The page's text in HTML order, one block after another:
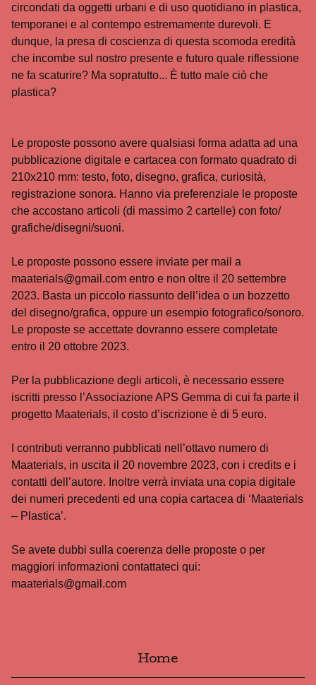
circondati da oggetti urbani e di uso quotidiano in plastica,
temporanei e al contempo estremamente durevoli. E
dunque, la presa di coscienza di questa scomoda eredità
che incombe sul nostro presente e futuro quale riflessione
ne fa scaturire? Ma sopratutto... È tutto male ciò che
plastica?
Le proposte possono avere qualsiasi forma adatta ad una
pubblicazione digitale e cartacea con formato quadrato di
210x210 mm: testo, foto, disegno, grafica, curiosità,
registrazione sonora. Hanno via preferenziale le proposte
che accostano articoli (di massimo 2 cartelle) con foto/
grafiche/disegni/suoni.
Le proposte possono essere inviate per mail a
maaterials@gmail.com entro e non oltre il 20 settembre
2023. Basta un piccolo riassunto dell’idea o un bozzetto
del disegno/grafica, oppure un esempio fotografico/sonoro.
Le proposte se accettate dovranno essere completate
entro il 20 ottobre 2023.
Per la pubblicazione degli articoli, è necessario essere
iscritti presso l’Associazione APS Gemma di cui fa parte il
progetto Maaterials, il costo d’iscrizione è di 5 euro.
I contributi verranno pubblicati nell’ottavo numero di
Maaterials, in uscita il 20 novembre 2023, con i credits e i
contatti dell’autore. Inoltre verrà inviata una copia digitale
dei numeri precedenti ed una copia cartacea di ‘Maaterials
– Plastica’.
Se avete dubbi sulla coerenza delle proposte o per
maggiori informazioni contattateci qui:
maaterials@gmail.com
Home